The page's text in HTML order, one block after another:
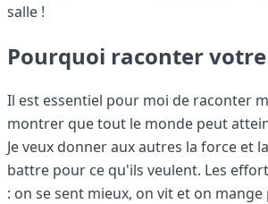
salle !
Pourquoi raconter
Il est essentiel pour moi de raconter
montrer que tout le monde peut
Je veux donner aux autres la force et
battre pour ce qu'ils veulent. Les
: on se sent mieux, on vit et on